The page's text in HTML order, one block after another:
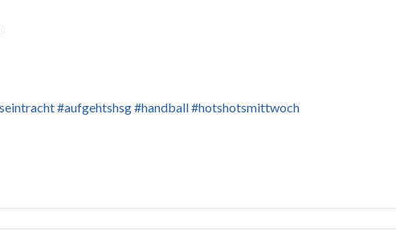
#aufgehtshsg#handball#hotshotsmittwoch